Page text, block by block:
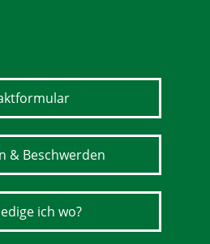
& Beschwerden
ich wo?